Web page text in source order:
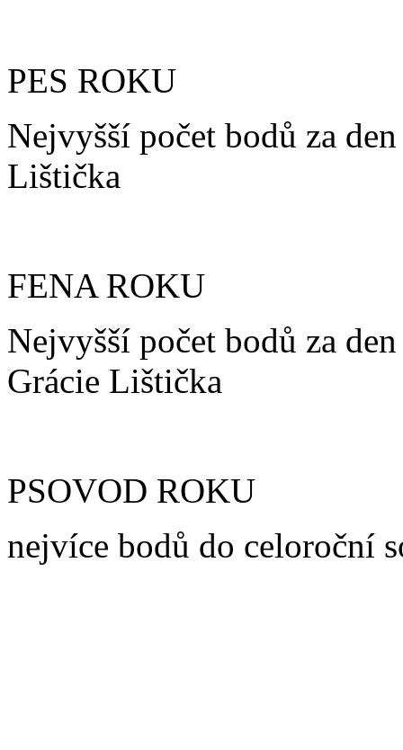
PES ROKU
Nejvyšší počet bodů za
Lištička
FENA ROKU
Nejvyšší počet bodů za
Grácie Lištička
PSOVOD ROKU
nejvíce bodů do celoroční